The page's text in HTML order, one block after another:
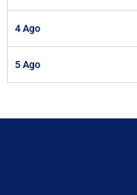
4 Ago
5 Ago